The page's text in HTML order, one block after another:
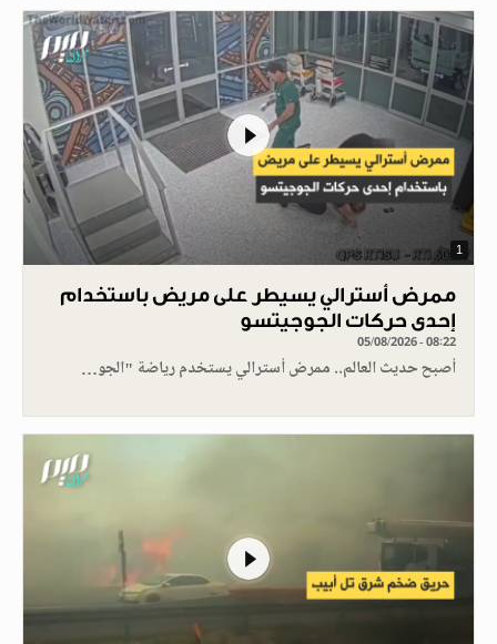
1
ممرض أسترالي يسيطر على مريض باستخدام
إحدى حركات الجوجيتسو
05/08/2026 - 08:22
أصبح حديث العالم.. ممرض أسترالي يستخدم رياضة "الجو…